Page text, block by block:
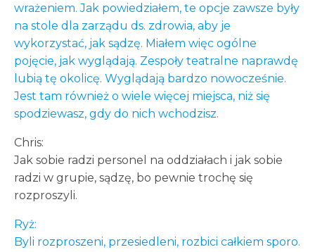
wrażeniem. Jak powiedziałem, te opcje zawsze były
na stole dla zarządu ds. zdrowia, aby je
wykorzystać, jak sądzę. Miałem więc ogólne
pojęcie, jak wyglądają. Zespoły teatralne naprawdę
lubią tę okolicę. Wyglądają bardzo nowocześnie.
Jest tam również o wiele więcej miejsca, niż się
spodziewasz, gdy do nich wchodzisz.
Chris:
Jak sobie radzi personel na oddziałach i jak sobie
radzi w grupie, sądzę, bo pewnie trochę się
rozproszyli.
Ryż:
Byli rozproszeni, przesiedleni, rozbici całkiem sporo.